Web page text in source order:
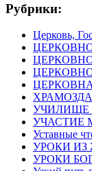
Рубрики:
Церковь,
УЧАСТИЕ
Уставные
УРОКИ ИЗ
УРОКИ